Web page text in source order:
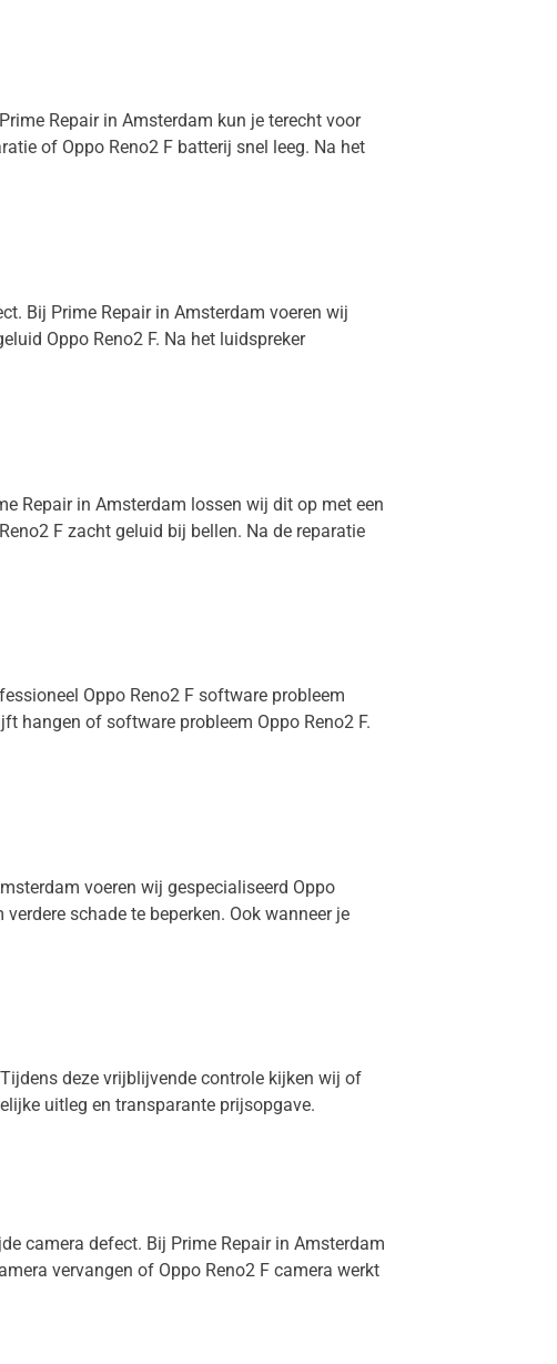
Repair in Amsterdam kun je terecht voor
of Oppo Reno2 F batterij snel leeg. Na het
Bij Prime Repair in Amsterdam voeren wij
Oppo Reno2 F. Na het luidspreker
Repair in Amsterdam lossen wij dit op met een
F zacht geluid bij bellen. Na de reparatie
Oppo Reno2 F software probleem
hangen of software probleem Oppo Reno2 F.
voeren wij gespecialiseerd Oppo
schade te beperken. Ook wanneer je
deze vrijblijvende controle kijken wij of
uitleg en transparante prijsopgave.
camera defect. Bij Prime Repair in Amsterdam
vervangen of Oppo Reno2 F camera werkt